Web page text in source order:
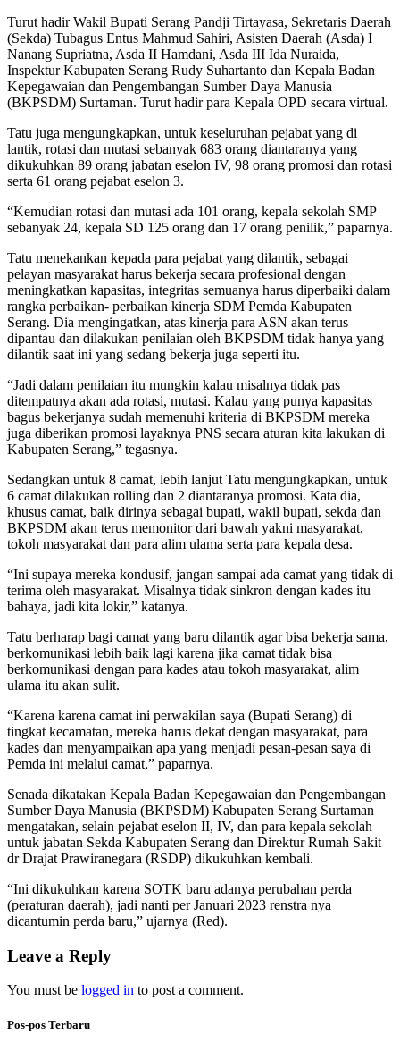
Turut hadir Wakil Bupati Serang Pandji Tirtayasa, Sekretaris Daerah
(Sekda) Tubagus Entus Mahmud Sahiri, Asisten Daerah (Asda) I
Nanang Supriatna, Asda II Hamdani, Asda III Ida Nuraida,
Inspektur Kabupaten Serang Rudy Suhartanto dan Kepala Badan
Kepegawaian dan Pengembangan Sumber Daya Manusia
(BKPSDM) Surtaman. Turut hadir para Kepala OPD secara virtual.
Tatu juga mengungkapkan, untuk keseluruhan pejabat yang di
lantik, rotasi dan mutasi sebanyak 683 orang diantaranya yang
dikukuhkan 89 orang jabatan eselon IV, 98 orang promosi dan rotasi
serta 61 orang pejabat eselon 3.
“Kemudian rotasi dan mutasi ada 101 orang, kepala sekolah SMP
sebanyak 24, kepala SD 125 orang dan 17 orang penilik,” paparnya.
Tatu menekankan kepada para pejabat yang dilantik, sebagai
pelayan masyarakat harus bekerja secara profesional dengan
meningkatkan kapasitas, integritas semuanya harus diperbaiki dalam
rangka perbaikan- perbaikan kinerja SDM Pemda Kabupaten
Serang. Dia mengingatkan, atas kinerja para ASN akan terus
dipantau dan dilakukan penilaian oleh BKPSDM tidak hanya yang
dilantik saat ini yang sedang bekerja juga seperti itu.
“Jadi dalam penilaian itu mungkin kalau misalnya tidak pas
ditempatnya akan ada rotasi, mutasi. Kalau yang punya kapasitas
bagus bekerjanya sudah memenuhi kriteria di BKPSDM mereka
juga diberikan promosi layaknya PNS secara aturan kita lakukan di
Kabupaten Serang,” tegasnya.
Sedangkan untuk 8 camat, lebih lanjut Tatu mengungkapkan, untuk
6 camat dilakukan rolling dan 2 diantaranya promosi. Kata dia,
khusus camat, baik dirinya sebagai bupati, wakil bupati, sekda dan
BKPSDM akan terus memonitor dari bawah yakni masyarakat,
tokoh masyarakat dan para alim ulama serta para kepala desa.
“Ini supaya mereka kondusif, jangan sampai ada camat yang tidak di
terima oleh masyarakat. Misalnya tidak sinkron dengan kades itu
bahaya, jadi kita lokir,” katanya.
Tatu berharap bagi camat yang baru dilantik agar bisa bekerja sama,
berkomunikasi lebih baik lagi karena jika camat tidak bisa
berkomunikasi dengan para kades atau tokoh masyarakat, alim
ulama itu akan sulit.
“Karena karena camat ini perwakilan saya (Bupati Serang) di
tingkat kecamatan, mereka harus dekat dengan masyarakat, para
kades dan menyampaikan apa yang menjadi pesan-pesan saya di
Pemda ini melalui camat,” paparnya.
Senada dikatakan Kepala Badan Kepegawaian dan Pengembangan
Sumber Daya Manusia (BKPSDM) Kabupaten Serang Surtaman
mengatakan, selain pejabat eselon II, IV, dan para kepala sekolah
untuk jabatan Sekda Kabupaten Serang dan Direktur Rumah Sakit
dr Drajat Prawiranegara (RSDP) dikukuhkan kembali.
“Ini dikukuhkan karena SOTK baru adanya perubahan perda
(peraturan daerah), jadi nanti per Januari 2023 renstra nya
dicantumin perda baru,” ujarnya (Red).
Leave a Reply
You must be logged in to post a comment.
Pos-pos Terbaru